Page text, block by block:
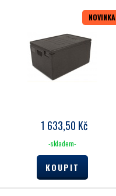
NOVINKA
1 633,50 Kč
-skladem-